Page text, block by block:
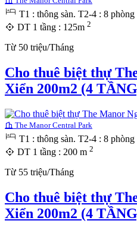
T1 : thông sàn. T2-4 : 8 phòng
DT 1 tầng : 125m 2
Từ 50 triệu/Tháng
Cho thuê biệt thự
Xiển 200m2 (4
The Manor Central Park
T1 : thông sàn. T2-4 : 8 phòng
DT 1 tầng : 200 m 2
Từ 55 triệu/Tháng
Cho thuê biệt thự
Xiển 200m2 (4